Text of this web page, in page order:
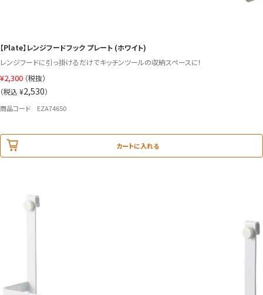
【Plate】レンジフードフック プレート (ホワイト)
レンジフードに引っ掛けるだけでキッチンツールの収納スペースに!
¥2,300 （税抜）
（税込 ¥2,530）
商品コード EZA74650
カートに入れる